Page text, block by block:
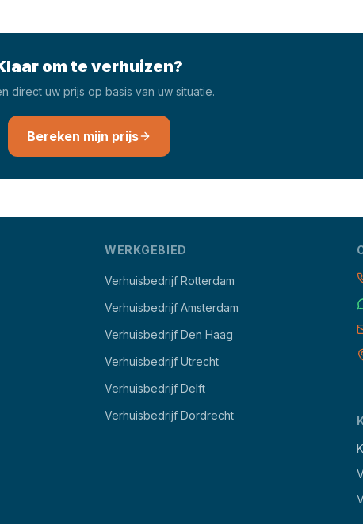
om te verhuizen?
direct uw prijs op basis van uw situatie.
Bereken mijn prijs
WERKGEBIED
Verhuisbedrijf Rotterdam
Verhuisbedrijf Amsterdam
Verhuisbedrijf Den Haag
Verhuisbedrijf Utrecht
Verhuisbedrijf Delft
Verhuisbedrijf Dordrecht